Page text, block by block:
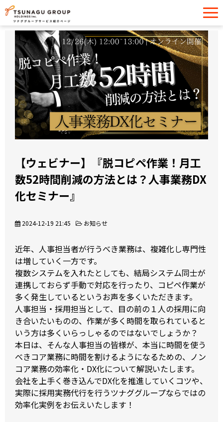
サービス一覧
導入事例
イベント・セミナー
お役立ち情報
お問い合わせ
【ウェビナー】『脱コピペ作業！月工
数52時間削減の方法とは？人事業務DX
化セミナー』
2024-12-19 21:45 お知らせ
近年、人事担当者が行うべき業務は、複雑化し専門性
は増していく一方です。
複数システムを入れたとしても、結局システム同士が
連携しておらず手動で対応を行ったり、コピペ作業が
多く発生しているというお声を多くいただきます。
人事担当・採用担当として、目の前の１人の採用に向
き合いたいものの、作業が多く時間を取られていると
いう方は多くいらっしゃるのではないでしょうか？
本日は、そんな人事担当の皆様が、本当に時間を使う
べきコア業務に時間を割けるようになるための、ノン
コア業務の効率化・DX化について解説いたします。
会社を上手く巻き込んでDX化を推進していくコツや、
実際に採用実務代行を行うツナググループならではの
効率化実例をお伝えいたします！